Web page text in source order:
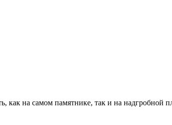
как на самом памятнике, так и на надгробной